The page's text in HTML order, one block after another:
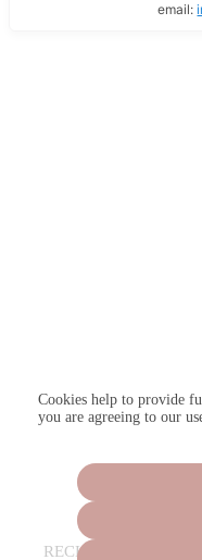
email:
RECHTLICHES
Cookies help to provide
you are agreeing to our